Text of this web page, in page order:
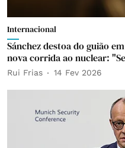
Internacional
Sánchez destoa do guião
nova corrida ao nuclear:
Rui Frias 14 Fev 2026